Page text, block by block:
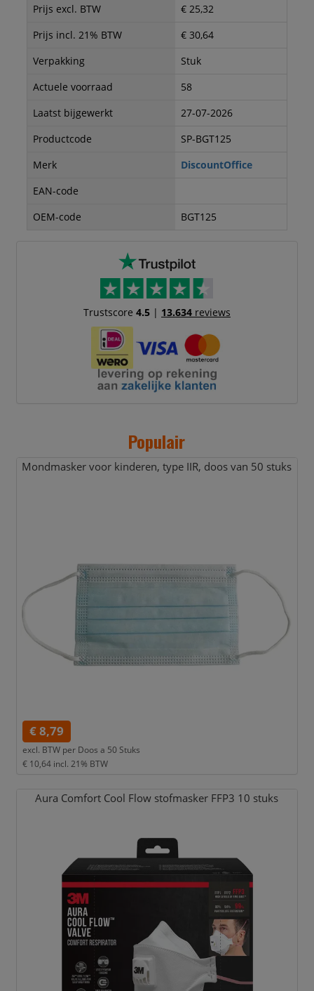
Prijs excl. BTW
€ 25,32
Prijs incl. 21% BTW
€ 30,64
Verpakking
Stuk
Actuele voorraad
58
Laatst bijgewerkt
27-07-2026
Productcode
SP-BGT125
Merk
DiscountOffice
EAN-code
OEM-code
BGT125
Trustscore 4.5| 13.634reviews
Populair
Mondmasker voor kinderen, type IIR, doos van 50 stuks
€ 8,79
excl. BTW per Doos a 50 Stuks
€ 10,64 incl. 21% BTW
Aura Comfort Cool Flow stofmasker FFP3 10 stuks